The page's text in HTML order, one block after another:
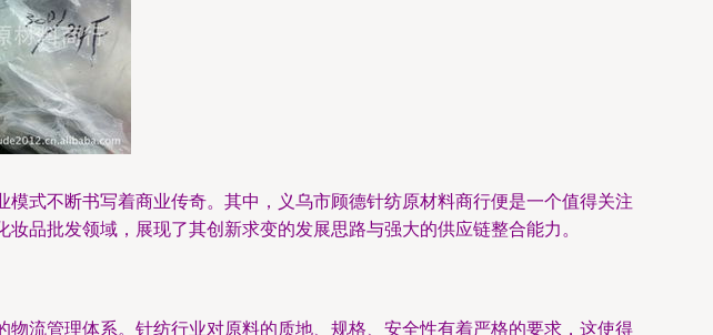
式不断书写着商业传奇。其中，义乌市顾德针纺原材料商行便是一个值得关注
品批发领域，展现了其创新求变的发展思路与强大的供应链整合能力。
流管理体系。针纺行业对原料的质地、规格、安全性有着严格的要求，这使得